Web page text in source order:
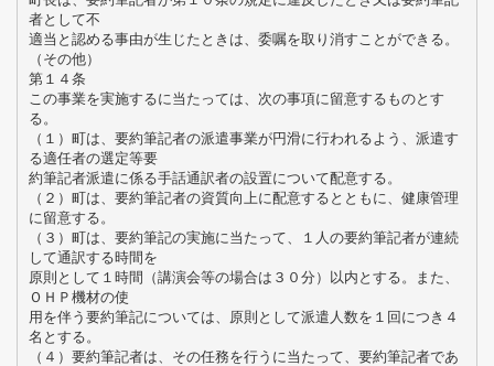
者として不
適当と認める事由が生じたときは、委嘱を取り消すことができる。
（その他）
第１４条
この事業を実施するに当たっては、次の事項に留意するものとす
る。
（１）町は、要約筆記者の派遣事業が円滑に行われるよう、派遣す
る適任者の選定等要
約筆記者派遣に係る手話通訳者の設置について配意する。
（２）町は、要約筆記者の資質向上に配意するとともに、健康管理
に留意する。
（３）町は、要約筆記の実施に当たって、１人の要約筆記者が連続
して通訳する時間を
原則として１時間（講演会等の場合は３０分）以内とする。また、
ＯＨＰ機材の使
用を伴う要約筆記については、原則として派遣人数を１回につき４
名とする。
（４）要約筆記者は、その任務を行うに当たって、要約筆記者であ